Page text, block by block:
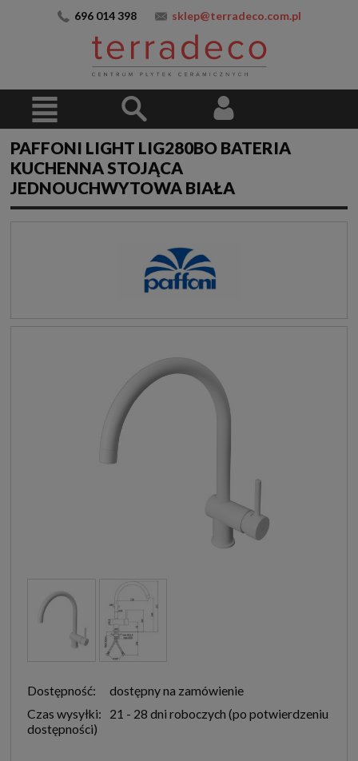
696 014 398 sklep@terradeco.com.pl
PAFFONI LIGHT LIG280BO BATERIA
KUCHENNA STOJĄCA
JEDNOUCHWYTOWA BIAŁA
Dostępność:
dostępny na zamówienie
Czas wysyłki:
21 - 28 dni roboczych